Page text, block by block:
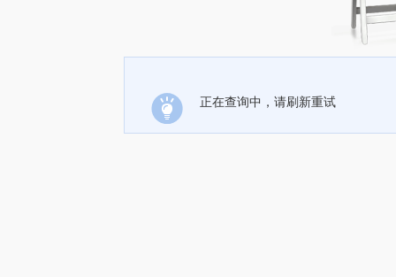
正在查询中，请刷新重试